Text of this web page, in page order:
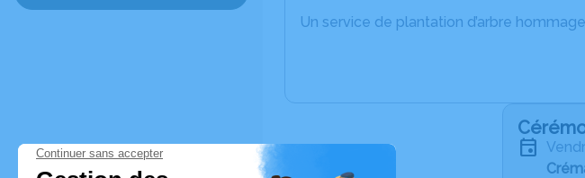
Un service de plantation d’arbre